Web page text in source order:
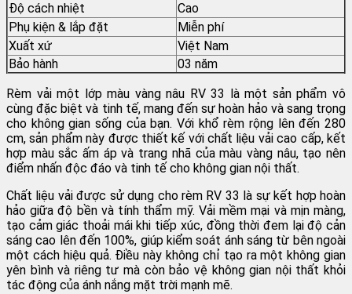
Độ cách nhiệt
Cao
Phụ kiện & lắp đặt
Miễn phí
Xuất xứ
Việt Nam
Bảo hành
03 năm
Rèm vải một lớp màu vàng nâu RV 33 là một sản phẩm vô
cùng đặc biệt và tinh tế, mang đến sự hoàn hảo và sang trọng
cho không gian sống của bạn. Với khổ rèm rộng lên đến 280
cm, sản phẩm này được thiết kế với chất liệu vải cao cấp, kết
hợp màu sắc ấm áp và trang nhã của màu vàng nâu, tạo nên
điểm nhấn độc đáo và tinh tế cho không gian nội thất.
Chất liệu vải được sử dụng cho rèm RV 33 là sự kết hợp hoàn
hảo giữa độ bền và tính thẩm mỹ. Vải mềm mại và mịn màng,
tạo cảm giác thoải mái khi tiếp xúc, đồng thời đem lại độ cản
sáng cao lên đến 100%, giúp kiểm soát ánh sáng từ bên ngoài
một cách hiệu quả. Điều này không chỉ tạo ra một không gian
yên bình và riêng tư mà còn bảo vệ không gian nội thất khỏi
tác động của ánh nắng mặt trời mạnh mẽ.